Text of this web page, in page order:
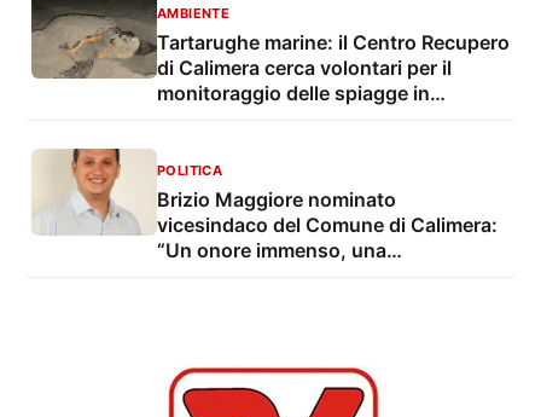
AMBIENTE
Tartarughe marine: il Centro Recupero
di Calimera cerca volontari per il
monitoraggio delle spiagge in
POLITICA
Brizio Maggiore nominato
vicesindaco del Comune di Calimera:
“Un onore immenso, una